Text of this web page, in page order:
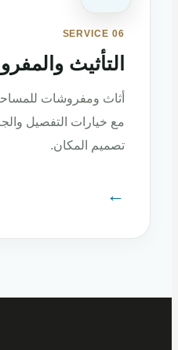
SERVICE 06
التأثيث والمفروشات
أثاث ومفروشات للمساحات
مع خيارات التفصيل والجاهز
تصميم المكان.